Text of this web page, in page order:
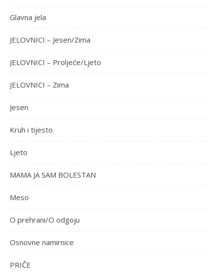
Glavna jela
JELOVNICI – Jesen/Zima
JELOVNICI – Proljeće/Ljeto
JELOVNICI – Zima
Jesen
Kruh i tijesto
Ljeto
MAMA JA SAM BOLESTAN
Meso
O prehrani/O odgoju
Osnovne namirnice
PRIČE